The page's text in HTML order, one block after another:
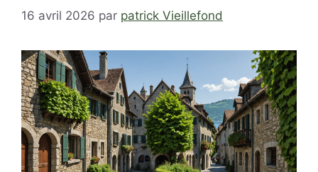
16 avril 2026 par patrick Vieillefond